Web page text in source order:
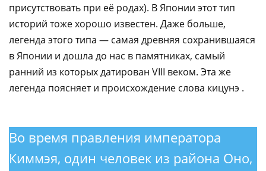
присутствовать при её родах). В Японии этот тип
историй тоже хорошо известен. Даже больше,
легенда этого типа — самая древняя сохранившаяся
в Японии и дошла до нас в памятниках, самый
ранний из которых датирован VIII веком. Эта же
легенда поясняет и происхождение слова кицунэ .​‌‌​‌‌​ ​‌​‌‌‌‌ ​​​‌​‌ ​​‌‌​​ ​​‌‌‌​ ​‌​​​‌
Во время правления императора
Киммэя, один человек из района Оно,